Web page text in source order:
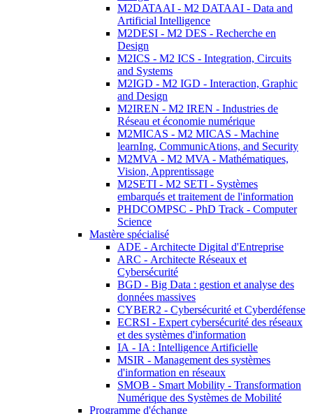
M2DATAAI - M2 DATAAI - Data and
Artificial Intelligence
M2DESI - M2 DES - Recherche en
Design
M2ICS - M2 ICS - Integration, Circuits
and Systems
M2IGD - M2 IGD - Interaction, Graphic
and Design
M2IREN - M2 IREN - Industries de
Réseau et économie numérique
M2MICAS - M2 MICAS - Machine
learnIng, CommunicAtions, and Security
M2MVA - M2 MVA - Mathématiques,
Vision, Apprentissage
M2SETI - M2 SETI - Systèmes
embarqués et traitement de l'information
PHDCOMPSC - PhD Track - Computer
Science
Mastère spécialisé
ADE - Architecte Digital d'Entreprise
ARC - Architecte Réseaux et
Cybersécurité
BGD - Big Data : gestion et analyse des
données massives
CYBER2 - Cybersécurité et Cyberdéfense
ECRSI - Expert cybersécurité des réseaux
et des systèmes d'information
IA - IA : Intelligence Artificielle
MSIR - Management des systèmes
d'information en réseaux
SMOB - Smart Mobility - Transformation
Numérique des Systèmes de Mobilité
Programme d'échange